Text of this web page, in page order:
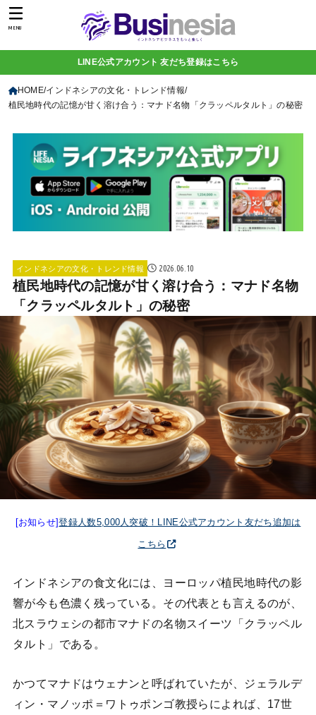
MENU
LINE公式アカウント 友だち登録はこちら
HOME インドネシアの文化・トレンド情報
植民地時代の記憶が甘く溶け合う：マナド名物「クラッペルタルト」の秘密
インドネシアの文化・トレンド情報 2026.06.10
植民地時代の記憶が甘く溶け合う：マナド名物
「クラッペルタルト」の秘密
[お知らせ]登録人数5,000人突破！LINE公式アカウント友だち追加は
こちら
インドネシアの食文化には、ヨーロッパ植民地時代の影
響が今も色濃く残っている。その代表とも言えるのが、
北スラウェシの都市マナドの名物スイーツ「クラッペル
タルト」である。
かつてマナドはウェナンと呼ばれていたが、ジェラルデ
ィン・マノッポ＝ワトゥポンゴ教授らによれば、17世